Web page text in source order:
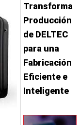
Transforma
Producción
de DELTEC
para una
Fabricación
Eficiente e
Inteligente